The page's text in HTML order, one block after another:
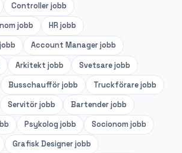
Controllerjobb
jobb HR jobb
jobb Account Managerjobb
Arkitekt jobb Svetsarejobb
Busschaufförjobb Truckförarejobb
Servitörjobb Bartenderjobb
Psykolog jobb Socionom jobb
Grafisk Designerjobb